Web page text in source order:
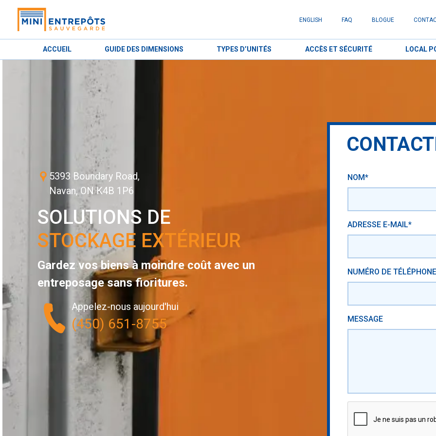
ENGLISH FAQ BLOGUE
ACCUEIL GUIDE DES DIMENSIONS TYPES D’UNITÉS ACCÈS ET SÉCURITÉ LOCAL
5393 Boundary Road,
Navan, ON K4B 1P6
SOLUTIONS DE
STOCKAGE EXTÉRIEUR
Gardez vos biens à moindre coût avec un
entreposage sans fioritures.
Appelez-nous aujourd'hui
(450) 651-8755
NOM*
ADRESSE E-MAIL*
NUMÉRO DE TÉLÉPHONE
MESSAGE